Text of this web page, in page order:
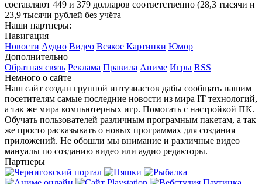
составляют 449 и 379 долларов соответственно (28,3 тысячи и
23,9 тысячи рублей без учёта
Наши партнеры:
Навигация
Новости Аудио Видео Всякое Картинки Юмор
Дополнительно
Обратная связь Реклама Правила Аниме Игры RSS
Немного о сайте
Наш сайт создан группой интузиастов дабы сообщать нашим
посетителям самые последние новости из мира IT технологий,
а так же мира компьютерных игр. Помогать с настройкой ПК.
Обучать пользователей различным програмным пакетам, а так
же просто расказывать о новых программах для создания
приложений. Не обошли мы внимание и различные видео
мануалы по созданию видео или аудио редакторы.
Партнеры